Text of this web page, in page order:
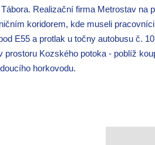
Realizační firma Metrostav na
koridorem, kde museli
E55 a protlak u točny autobusu č.
prostoru Kozského potoka - poblíž
horkovodu.